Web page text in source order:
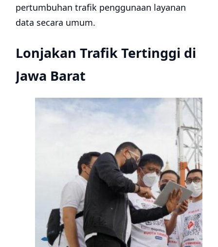
pertumbuhan trafik penggunaan layanan
data secara umum.
Lonjakan Trafik Tertinggi di
Jawa Barat